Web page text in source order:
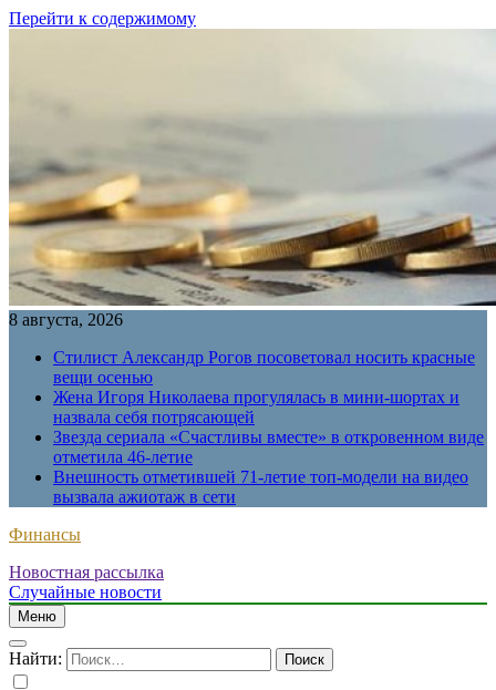
Перейти к содержимому
8 августа, 2026
Стилист Александр Рогов посоветовал носить красные
вещи осенью
Жена Игоря Николаева прогулялась в мини-шортах и
назвала себя потрясающей
Звезда сериала «Счастливы вместе» в откровенном виде
отметила 46-летие
Внешность отметившей 71-летие топ-модели на видео
вызвала ажиотаж в сети
Финансы
Новостная рассылка
Случайные новости
Меню
Найти: